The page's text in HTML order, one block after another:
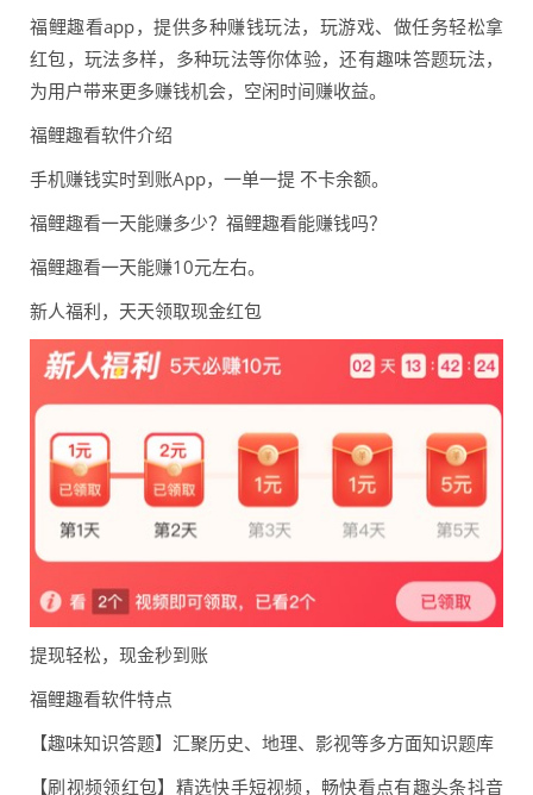
福鲤趣看app，提供多种赚钱玩法，玩游戏、做任务轻松拿
红包，玩法多样，多种玩法等你体验，还有趣味答题玩法，
为用户带来更多赚钱机会，空闲时间赚收益。
福鲤趣看软件介绍
手机赚钱实时到账App，一单一提 不卡余额。
福鲤趣看一天能赚多少？福鲤趣看能赚钱吗？
福鲤趣看一天能赚10元左右。
新人福利，天天领取现金红包
提现轻松，现金秒到账
福鲤趣看软件特点
【趣味知识答题】汇聚历史、地理、影视等多方面知识题库
【刷视频领红包】精选快手短视频，畅快看点有趣头条抖音